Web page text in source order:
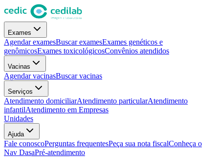
Exames
Agendar examesBuscar examesExames genéticos e
genômicosExames toxicológicosConvênios atendidos
Vacinas
Agendar vacinasBuscar vacinas
Serviços
Atendimento domiciliarAtendimento particularAtendimento
infantilAtendimento em Empresas
Unidades
Ajuda
Fale conoscoPerguntas frequentesPeça sua nota fiscalConheça o
Nav DasaPré-atendimento